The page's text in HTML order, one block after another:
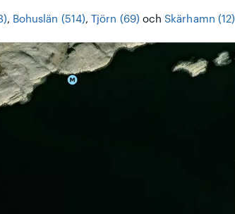
, Bohuslän (514), Tjörn (69) och Skärhamn (12)